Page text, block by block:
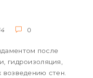
0
после
гидроизоляция,
возведению стен.